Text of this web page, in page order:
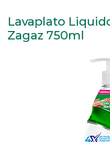
Lavaplato
Zagaz 750ml